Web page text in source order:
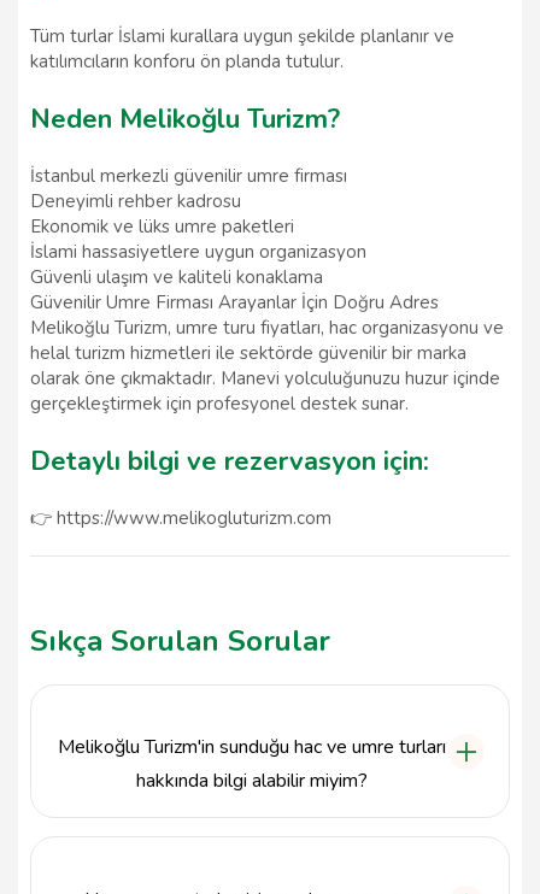
Tüm turlar İslami kurallara uygun şekilde planlanır ve
katılımcıların konforu ön planda tutulur.
Neden Melikoğlu Turizm?
İstanbul merkezli güvenilir umre firması
Deneyimli rehber kadrosu
Ekonomik ve lüks umre paketleri
İslami hassasiyetlere uygun organizasyon
Güvenli ulaşım ve kaliteli konaklama
Güvenilir Umre Firması Arayanlar İçin Doğru Adres
Melikoğlu Turizm, umre turu fiyatları, hac organizasyonu ve
helal turizm hizmetleri ile sektörde güvenilir bir marka
olarak öne çıkmaktadır. Manevi yolculuğunuzu huzur içinde
gerçekleştirmek için profesyonel destek sunar.
Detaylı bilgi ve rezervasyon için:
👉 https://www.melikogluturizm.com
Sıkça Sorulan Sorular
Melikoğlu Turizm'in sunduğu hac ve umre turları
hakkında bilgi alabilir miyim?